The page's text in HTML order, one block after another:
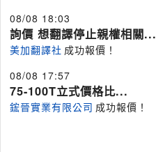
08/08 18:03
詢價 想翻譯停止親權相關...
美加翻譯社 成功報價！
08/08 17:57
75-100T立式價格比...
鋐晉實業有限公司 成功報價！